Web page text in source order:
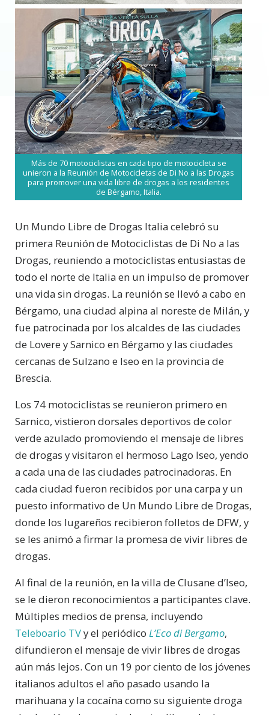
Más de 70 motociclistas en cada tipo de motocicleta se
unieron a la Reunión de Motocicletas de Di No a las Drogas
para promover una vida libre de drogas a los residentes
de Bérgamo, Italia.
Un Mundo Libre de Drogas Italia celebró su
primera Reunión de Motociclistas de Di No a las
Drogas, reuniendo a motociclistas entusiastas de
todo el norte de Italia en un impulso de promover
una vida sin drogas. La reunión se llevó a cabo en
Bérgamo, una ciudad alpina al noreste de Milán, y
fue patrocinada por los alcaldes de las ciudades
de Lovere y Sarnico en Bérgamo y las ciudades
cercanas de Sulzano e Iseo en la provincia de
Brescia.
Los 74 motociclistas se reunieron primero en
Sarnico, vistieron dorsales deportivos de color
verde azulado promoviendo el mensaje de libres
de drogas y visitaron el hermoso Lago Iseo, yendo
a cada una de las ciudades patrocinadoras. En
cada ciudad fueron recibidos por una carpa y un
puesto informativo de Un Mundo Libre de Drogas,
donde los lugareños recibieron folletos de DFW, y
se les animó a firmar la promesa de vivir libres de
drogas.
Al final de la reunión, en la villa de Clusane d’Iseo,
se le dieron reconocimientos a participantes clave.
Múltiples medios de prensa, incluyendo
Teleboario TVy el periódico L’Eco di Bergamo,
difundieron el mensaje de vivir libres de drogas
aún más lejos. Con un 19 por ciento de los jóvenes
italianos adultos el año pasado usando la
marihuana y la cocaína como su siguiente droga